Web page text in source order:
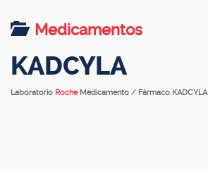
Medicamentos
KADCYLA
Laboratorio Roche Medicamento / Fármaco KADCYLA